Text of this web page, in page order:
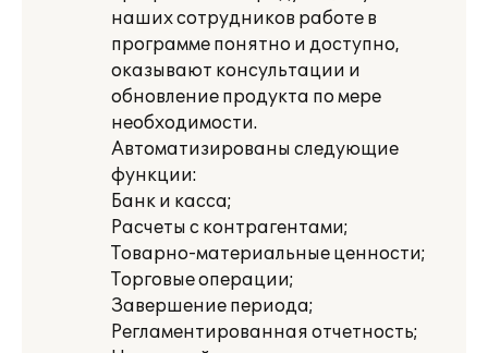
наших сотрудников работе в
программе понятно и доступно,
оказывают консультации и
обновление продукта по мере
необходимости.
Автоматизированы следующие
функции:
Банк и касса;
Расчеты с контрагентами;
Товарно-материальные ценности;
Торговые операции;
Завершение периода;
Регламентированная отчетность;